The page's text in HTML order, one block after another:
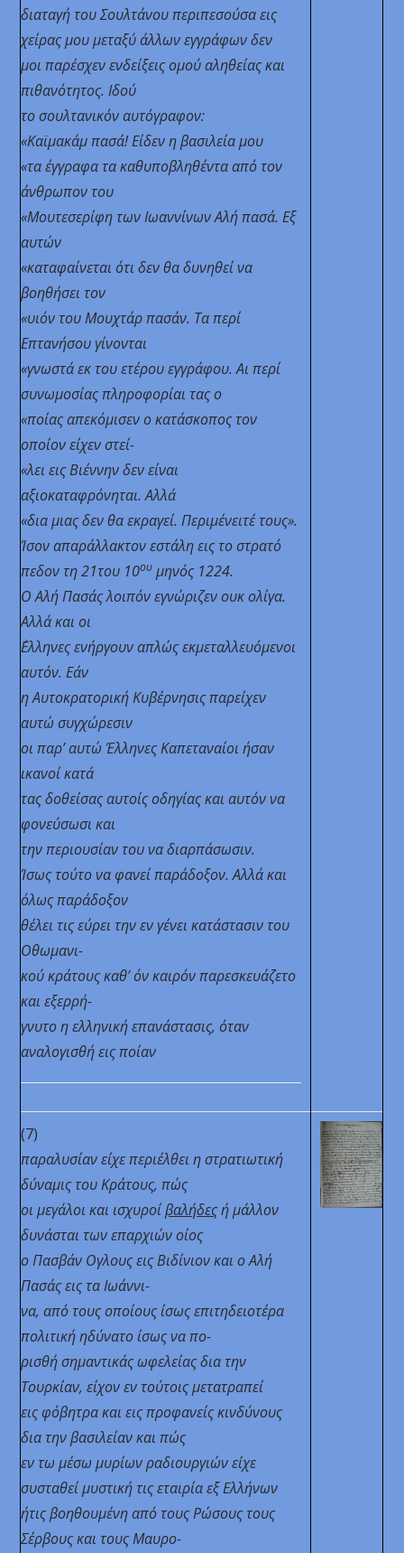
διαταγή του Σουλτάνου περιπεσούσα εις
χείρας μου μεταξύ άλλων εγγράφων δεν
μοι παρέσχεν ενδείξεις ομού αληθείας και
πιθανότητος. Ιδού
το σουλτανικόν αυτόγραφον:
«Καϊμακάμ πασά! Είδεν η βασιλεία μου
«τα έγγραφα τα καθυποβληθέντα από τον
άνθρωπον του
«Μουτεσερίφη των Ιωαννίνων Αλή πασά. Εξ
αυτών
«καταφαίνεται ότι δεν θα δυνηθεί να
βοηθήσει τον
«υιόν του Μουχτάρ πασάν. Τα περί
Επτανήσου γίνονται
«γνωστά εκ του ετέρου εγγράφου. Αι περί
συνωμοσίας πληροφορίαι τας ο
«ποίας απεκόμισεν ο κατάσκοπος τον
οποίον είχεν στεί-
«λει εις Βιέννην δεν είναι
αξιοκαταφρόνηται. Αλλά
«δια μιας δεν θα εκραγεί. Περιμένειτέ τους».
Ίσον απαράλλακτον εστάλη εις το στρατό
πεδον τη 21του 10ου μηνός 1224.
Ο Αλή Πασάς λοιπόν εγνώριζεν ουκ ολίγα.
Αλλά και οι
΄Ελληνες ενήργουν απλώς εκμεταλλευόμενοι
αυτόν. Εάν
η Αυτοκρατορική Κυβέρνησις παρείχεν
αυτώ συγχώρεσιν
οι παρ’ αυτώ Έλληνες Καπεταναίοι ήσαν
ικανοί κατά
τας δοθείσας αυτοίς οδηγίας και αυτόν να
φονεύσωσι και
την περιουσίαν του να διαρπάσωσιν.
Ίσως τούτο να φανεί παράδοξον. Αλλά και
όλως παράδοξον
θέλει τις εύρει την εν γένει κατάστασιν του
Οθωμανι-
κού κράτους καθ’ όν καιρόν παρεσκευάζετο
και εξερρή-
γνυτο η ελληνική επανάστασις, όταν
αναλογισθήεις ποίαν
(7)
παραλυσίανείχε περιέλθει η στρατιωτική
δύναμις του Κράτους, πώς
οι μεγάλοι και ισχυροίβαλήδεςή μάλλον
δυνάσται των επαρχιών οίος
ο Πασβάν Ογλους εις Βιδίνιον και ο Αλή
Πασάς εις τα Ιωάννι-
να, από τους οποίους ίσως επιτηδειοτέρα
πολιτική ηδύνατο ίσως να πο-
ρισθή σημαντικάς ωφελείας δια την
Τουρκίαν, είχον εν τούτοις μετατραπεί
εις φόβητρα και εις προφανείς κινδύνους
δια την βασιλείαν και πώς
εν τω μέσω μυρίων ραδιουργιών είχε
συσταθεί μυστική τις εταιρία εξΕλλήνων
ήτις βοηθουμένη από τους Ρώσους τους
Σέρβους και τους Μαυρο-